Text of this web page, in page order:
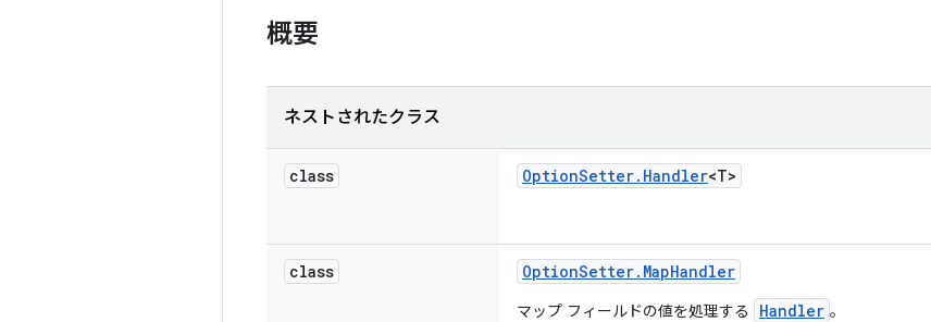
概要
ネストされたクラス
class OptionSetter. Handler<T>
class OptionSetter. MapHandler
マップ フィールドの値を処理する Handler 。